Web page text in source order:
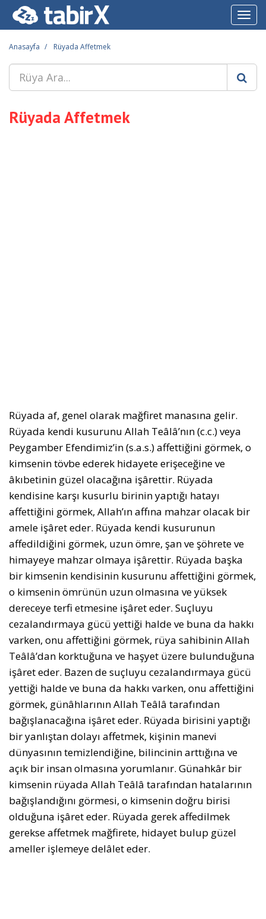
Anasayfa Rüyada Affetmek
Rüyada Affetmek
Rüyada af, genel olarak mağfiret manasına gelir.
Rüyada kendi kusurunu Allah Teâlâ’nın (c.c.) veya
Peygamber Efendimiz’in (s.a.s.) affettiğini görmek, o
kimsenin tövbe ederek hidayete erişeceğine ve
âkıbetinin güzel olacağına işârettir. Rüyada
kendisine karşı kusurlu birinin yaptığı hatayı
affettiğini görmek, Allah’ın affına mahzar olacak bir
amele işâret eder. Rüyada kendi kusurunun
affedildiğini görmek, uzun ömre, şan ve şöhrete ve
himayeye mahzar olmaya işârettir. Rüyada başka
bir kimsenin kendisinin kusurunu affettiğini görmek,
o kimsenin ömrünün uzun olmasına ve yüksek
dereceye terfi etmesine işâret eder. Suçluyu
cezalandırmaya gücü yettiği halde ve buna da hakkı
varken, onu affettiğini görmek, rüya sahibinin Allah
Teâlâ’dan korktuğuna ve haşyet üzere bulunduğuna
işâret eder. Bazen de suçluyu cezalandırmaya gücü
yettiği halde ve buna da hakkı varken, onu affettiğini
görmek, günâhlarının Allah Teâlâ tarafından
bağışlanacağına işâret eder. Rüyada birisini yaptığı
bir yanlıştan dolayı affetmek, kişinin manevi
dünyasının temizlendiğine, bilincinin arttığına ve
açık bir insan olmasına yorumlanır. Günahkâr bir
kimsenin rüyada Allah Teâlâ tarafından hatalarının
bağışlandığını görmesi, o kimsenin doğru birisi
olduğuna işâret eder. Rüyada gerek affedilmek
gerekse affetmek mağfirete, hidayet bulup güzel
ameller işlemeye delâlet eder.